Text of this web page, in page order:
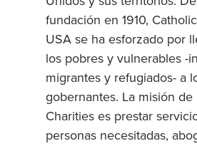
fundación en 1910,
USA se ha esforzado por
los pobres y vulnerables -
migrantes y refugiados- a
gobernantes. La misión de
Charities es prestar
personas necesitadas,